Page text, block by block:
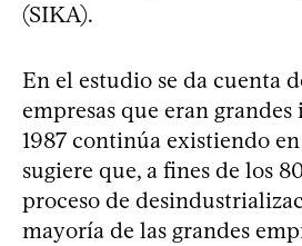
(SIKA).
En el estudio se da cuenta
empresas que eran
1987 continúa existiendo en
sugiere que, a fines de los
proceso de
mayoría de las grandes